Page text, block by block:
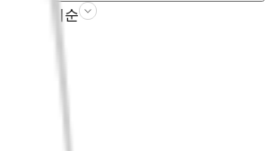
판매인기순